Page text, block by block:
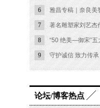
6 雅昌专稿｜奈良美
7 著名雕塑家刘艺杰
8 “50 绝美—御宋”
9 守护诚信 致力传
论坛/博客热点